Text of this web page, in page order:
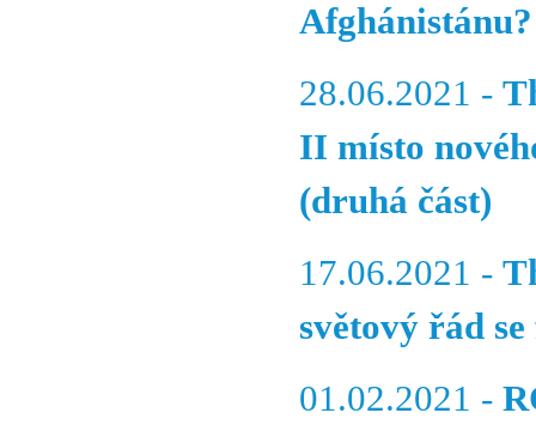
Afghánistánu?
28.06.2021 -
II místo
(druhá část)
17.06.2021 -
světový řád
01.02.2021 -